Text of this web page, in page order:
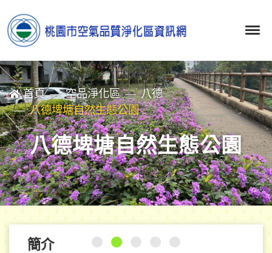
首頁 空品淨化區
八德
八德埤塘自然生態公園
八德埤塘自然生態公園
簡介